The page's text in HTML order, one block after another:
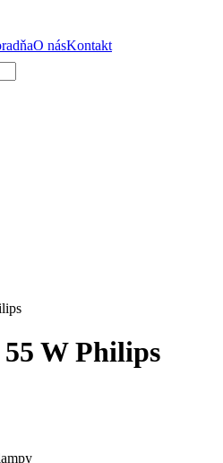
O násKontakt
W Philips